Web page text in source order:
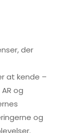
der
at kende –
og
og